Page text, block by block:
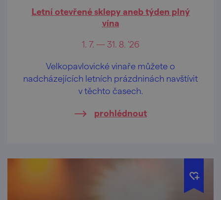
Letní otevřené sklepy aneb týden plný
vína
1. 7. — 31. 8. '26
Velkopavlovické vinaře můžete o
nadcházejících letních prázdninách navštívit
v těchto časech.
prohlédnout